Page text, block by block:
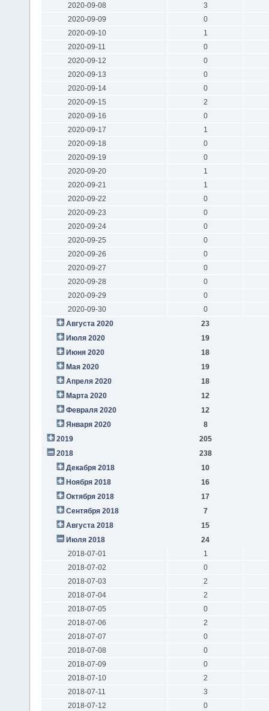
2020-09-08
3
2020-09-09
0
2020-09-10
1
2020-09-11
0
2020-09-12
0
2020-09-13
0
2020-09-14
0
2020-09-15
2
2020-09-16
0
2020-09-17
1
2020-09-18
0
2020-09-19
0
2020-09-20
1
2020-09-21
1
2020-09-22
0
2020-09-23
0
2020-09-24
0
2020-09-25
0
2020-09-26
0
2020-09-27
0
2020-09-28
0
2020-09-29
0
2020-09-30
0
Августа 2020
23
Июля 2020
19
Июня 2020
18
Мая 2020
19
Апреля 2020
18
Марта 2020
12
Февраля 2020
12
Января 2020
8
2019
205
2018
238
Декабря 2018
10
Ноября 2018
16
Октября 2018
17
Сентября 2018
7
Августа 2018
15
Июля 2018
24
2018-07-01
1
2018-07-02
0
2018-07-03
2
2018-07-04
2
2018-07-05
0
2018-07-06
2
2018-07-07
0
2018-07-08
0
2018-07-09
0
2018-07-10
2
2018-07-11
3
2018-07-12
0